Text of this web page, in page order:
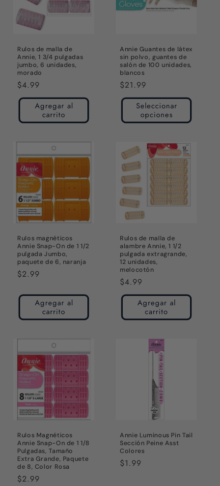
Rulos de malla de
Annie, 1 3/4 pulgadas
jumbo, 6 unidades,
morado
Precio
habitual
$4.99
Agregar al
carrito
Annie Guantes de látex
sin polvo, guantes de
salón de 100 unidades,
blancos
Precio
habitual
$21.99
Seleccionar
opciones
Rulos magnéticos
Annie Snap-On de 1 1/2
pulgada Jumbo,
paquete de 6, naranja
Precio
$2.99
Agregar al
carrito
Rulos de malla de
alambre Annie, 1 1/2
pulgada extragrande,
12 unidades,
melocotón
Precio
habitual
$4.99
Agregar al
carrito
Rulos Magnéticos
Annie Snap-On de 1 1/8
Pulgadas, Tamaño
Extra Grande, Paquete
de 8, Color Rosa
Precio
$2.99
Annie Luminous Pin Tail
Sección Peine Asst
Colores
Precio
$1.99